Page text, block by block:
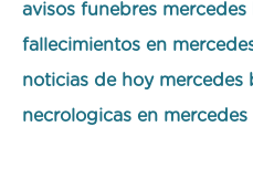
avisos funebres mercedes
fallecimientos en
noticias de hoy mercedes
necrologicas en mercedes